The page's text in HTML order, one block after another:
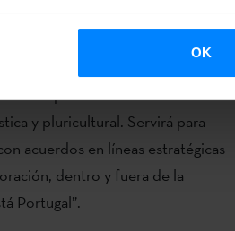
OK
Galega, Rosario Álvarez, ha
y pluricultural. Servirá para
acuerdos en líneas estratégicas
dentro y fuera de la
Portugal”.